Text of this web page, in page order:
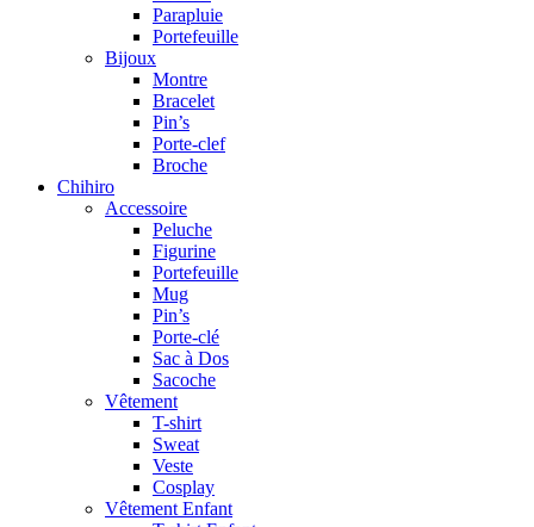
Parapluie
Portefeuille
Bijoux
Montre
Bracelet
Pin’s
Porte-clef
Broche
Chihiro
Accessoire
Peluche
Figurine
Portefeuille
Mug
Pin’s
Porte-clé
Sac à Dos
Sacoche
Vêtement
T-shirt
Sweat
Veste
Cosplay
Vêtement Enfant